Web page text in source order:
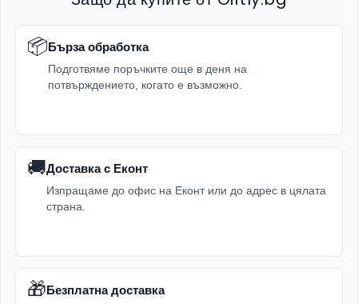
📦Бърза обработка
Подготвяме поръчките още в деня на
потвърждението, когато е възможно.
🚚Доставка с Еконт
Изпращаме до офис на Еконт или до адрес в цялата
страна.
🎁Безплатна доставка